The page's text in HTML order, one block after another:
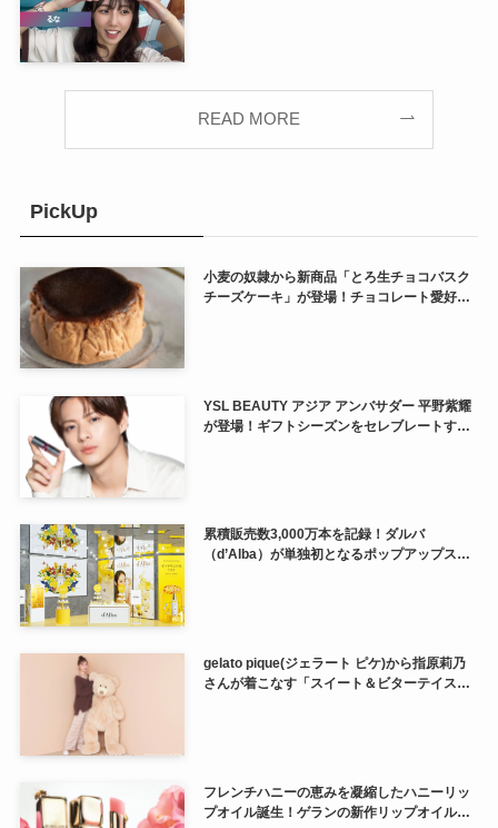
READ MORE
PickUp
小麦の奴隷から新商品「とろ生チョコバスク
チーズケーキ」が登場！チョコレート愛好者
YSL BEAUTY アジア アンバサダー 平野紫耀
が登場！ギフトシーズンをセレブレートする
累積販売数3,000万本を記録！ダルバ
（d’Alba）が単独初となるポップアップスト
gelato pique(ジェラート ピケ)から指原莉乃
さんが着こなす「スイート＆ビターテイス
フレンチハニーの恵みを凝縮したハニーリッ
プオイル誕生！ゲランの新作リップオイルが